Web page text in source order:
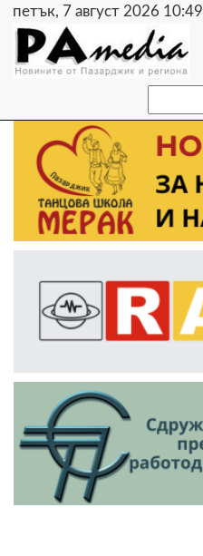
петък, 7 август 2026 10:49